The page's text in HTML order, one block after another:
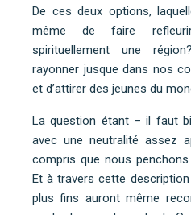
De ces deux options,
même de faire
spirituellement une
rayonner jusque dans nos
et d’attirer des jeunes du
La question étant – il faut
avec une neutralité assez
compris que nous
Et à travers cette
plus fins auront même